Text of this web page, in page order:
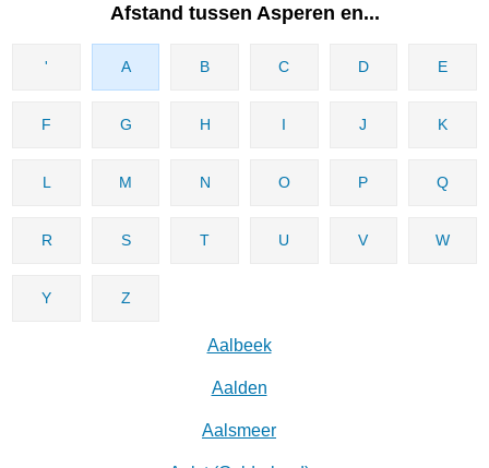
Afstand tussen Asperen en...
' A B C D E
F G H I J K
L M N O P Q
R S T U V W
Y Z
Aalbeek
Aalden
Aalsmeer